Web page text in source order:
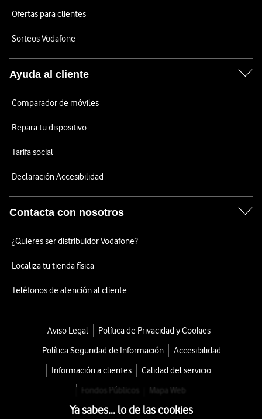
Ofertas para clientes
Sorteos Vodafone
Ayuda al cliente
Comparador de móviles
Repara tu dispositivo
Tarifa social
Declaración Accesibilidad
Contacta con nosotros
¿Quieres ser distribuidor Vodafone?
Localiza tu tienda física
Teléfonos de atención al cliente
Aviso Legal
Política de Privacidad y Cookies
Política Seguridad de Información
Accesibilidad
Información a clientes
Calidad del servicio
Fondos Públicos
Mapa Web
Ya sabes... lo de las cookies